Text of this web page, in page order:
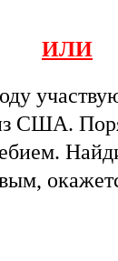
ИЛИ
США.